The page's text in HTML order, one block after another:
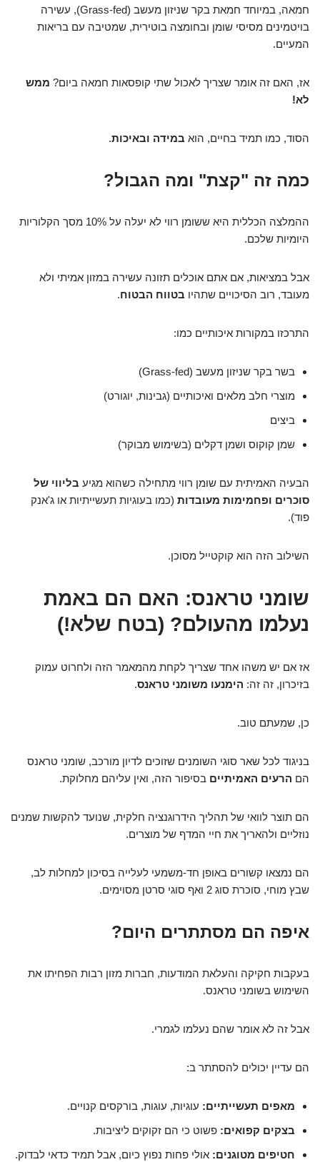
חמאה, במיוחד חמאת בקר שניזון מעשב (Grass-fed), עשירה
בויטמינים מסיסי שומן ובחומצה בוטירית, שמטיבה עם בריאות
המעיים.
אז, האם זה אומר שצריך לאכול שתי קופסאות חמאה ביום? ממש
לא!
הסוד, כמו תמיד בחיים, הוא במידה ובאיכות.
כמה זה "קצת" ומה הגבול?
ההמלצה הכללית היא ששומן רווי לא יעלה על 10% מסך הקלוריות
היומיות שלכם.
אבל במציאות, אם אתם אוכלים תזונה עשירה במזון אמיתי ולא
מעובד, רוב הסיכויים שתהיו בטווח הבטוח.
התרכזו במקורות איכותיים כמו:
בשר בקר שניזון מעשב (Grass-fed)
מוצרי חלב מלאים ואיכותיים (גבינות, יוגורט)
ביצים
שמן קוקוס ושמן דקלים (בשימוש מבוקר)
הבעיה האמיתית עם שומן רווי מתחילה כשהוא מגיע בליווי של
סוכרים ופחמימות מעובדות (כמו בעוגיות תעשייתיות או ג'אנק
פוד).
השילוב הזה הוא קוקטייל מסוכן.
שומני טראנס: האם הם באמת
נעלמו מהעולם? (בטח שלא!)
אז אם יש משהו אחד שצריך לקחת מהמאמר הזה ולחרוט עמוק
בזיכרון, זה זה: הימנעו משומני טראנס.
כן, שמעתם טוב.
בניגוד לכל שאר סוגי השומנים שזוכים לדיון מורכב, שומני טראנס
הם הרעים האמיתיים בסיפור הזה, ואין עליהם מחלוקת.
הם תוצר לוואי של תהליך הידרוגנציה חלקית, שנועד להקשות שמנים
נוזליים ולהאריך את חיי המדף של מוצרים.
הם נמצאו קשורים באופן חד-משמעי לעלייה בסיכון למחלות לב,
שבץ מוחי, סוכרת סוג 2 ואף סוגי סרטן מסוימים.
איפה הם מסתתרים היום?
בעקבות חקיקה והעלאת המודעות, חברות מזון רבות הפחיתו את
השימוש בשומני טראנס.
אבל זה לא אומר שהם נעלמו לגמרי.
הם עדיין יכולים להסתתר ב:
מאפים תעשייתיים: עוגיות, עוגות, בורקסים קנויים.
בצקים קפואים: פשוט כי הם זקוקים ליציבות.
חטיפים מטוגנים: אולי פחות נפוץ כיום, אבל תמיד כדאי לבדוק.